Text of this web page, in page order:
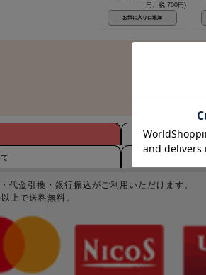
円、税 700円)
代金引換・銀行振込がご利用いただけます。
上で送料無料。